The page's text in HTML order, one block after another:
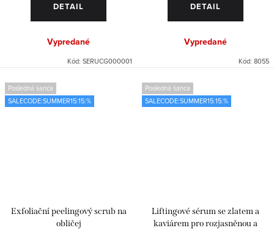
DETAIL
Vypredané
Kód: SERUCG000001
DETAIL
Vypredané
Kód: 8055
Posledná šanca
SALECODE:SUMMER15:15:%
Exfoliační peelingový scrub na
obličej
Posledná šanca
SALECODE:SUMMER15:15:%
Liftingové sérum se zlatem a
kaviárem pro rozjasněnou a